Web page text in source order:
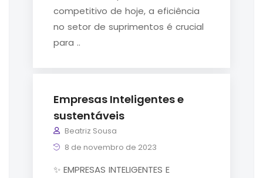
competitivo de hoje, a eficiência
no setor de suprimentos é crucial
para ..
Empresas Inteligentes e
sustentáveis
Beatriz Sousa
8 de novembro de 2023
✨ EMPRESAS INTELIGENTES E